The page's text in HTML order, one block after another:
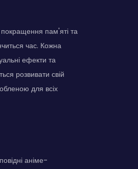
пам'яті та
час. Кожна
ефекти та
розвивати свій
для всіх
аніме-